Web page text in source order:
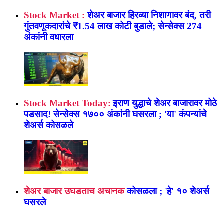
Stock Market : शेअर बाजार हिरव्या निशाणावर बंद, तरी
गुंतवणूकदारांचे ₹1.54 लाख कोटी बुडाले; सेन्सेक्स 274
अंकांनी वधारला
Stock Market Today: इराण युद्धाचे शेअर बाजारावर मोठे
पडसाद! सेन्सेक्स १७०० अंकांनी घसरला ; 'या' कंपन्यांचे
शेअर्स कोसळले
शेअर बाजार उघडताच अचानक कोसळला ; 'हे' १० शेअर्स
घसरले